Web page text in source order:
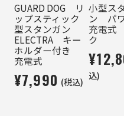
GUARD DOG リ
ップスティック
型スタンガン
ELECTRA キー
ホルダー付き
充電式
¥7,990 (税込)
小型ス
ン パ
充電式
ク
込)